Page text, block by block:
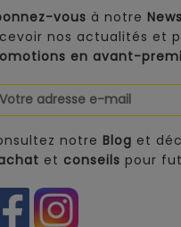
vous à notre
nos actualités et
en avant-
notre Blog et
et conseils pour